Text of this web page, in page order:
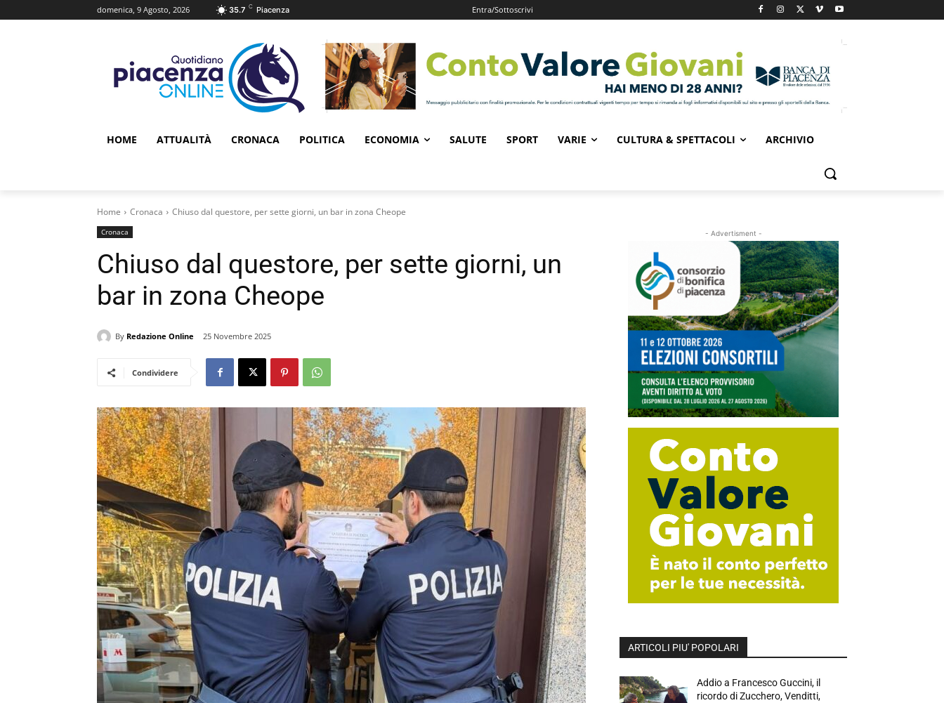
domenica, 9 Agosto, 2026 35.7 C Piacenza Entra/Sottoscrivi
HOME ATTUALITÀ CRONACA POLITICA ECONOMIA SALUTE SPORT VARIE CULTURA & SPETTACOLI ARCHIVIO
Home Cronaca Chiuso dal questore, per sette giorni, un bar in zona Cheope
Cronaca
Chiuso dal questore, per sette giorni, un
bar in zona Cheope
By Redazione Online 25 Novembre 2025
Condividere
- Advertisment -
ARTICOLI PIU' POPOLARI
Addio a Francesco Guccini, il
ricordo di Zucchero, Venditti,